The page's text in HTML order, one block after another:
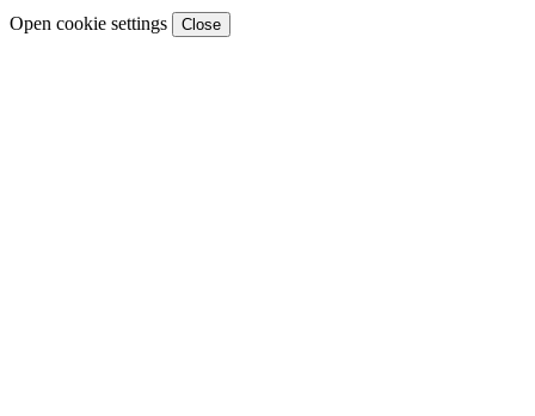
Open cookie settings Close